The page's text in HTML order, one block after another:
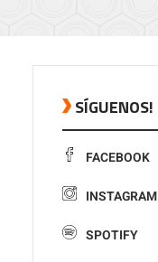
SÍGUENOS!
FACEBOOK
INSTAGRAM
SPOTIFY